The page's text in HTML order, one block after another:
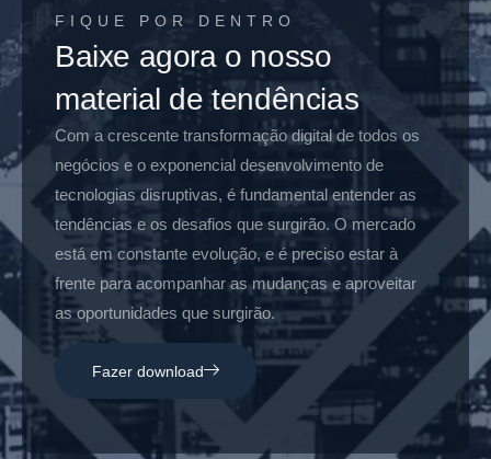
FIQUE POR DENTRO
Baixe agora o nosso
material de tendências
Com a crescente transformação digital de todos os
negócios e o exponencial desenvolvimento de
tecnologias disruptivas, é fundamental entender as
tendências e os desafios que surgirão. O mercado
está em constante evolução, e é preciso estar à
frente para acompanhar as mudanças e aproveitar
as oportunidades que surgirão.
Fazer download